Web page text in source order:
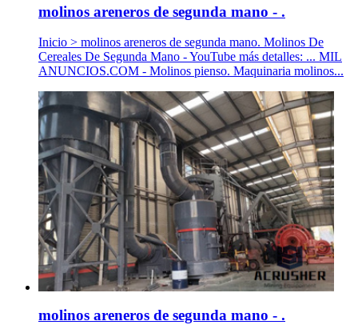
molinos areneros de segunda mano - .
Inicio > molinos areneros de segunda mano. Molinos De
Cereales De Segunda Mano - YouTube más detalles: ... MIL
ANUNCIOS.COM - Molinos pienso. Maquinaria molinos...
molinos areneros de segunda mano - .